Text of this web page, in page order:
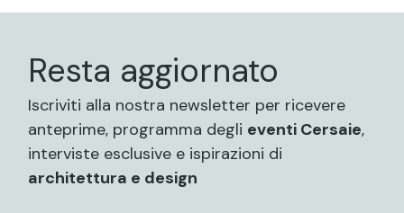
Resta aggiornato
Iscriviti alla nostra newsletter per ricevere
anteprime, programma degli eventi Cersaie,
interviste esclusive e ispirazioni di
architettura e design